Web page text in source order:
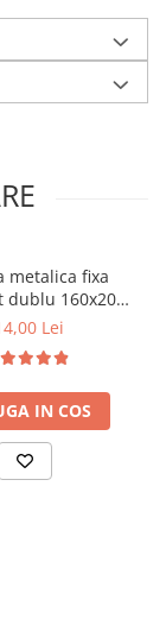
metalica fixa
160x200,
32 lamele lemn
ferm, negru
Lei
IN COS